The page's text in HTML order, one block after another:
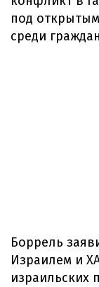
под
среди
Боррель
Израилем и
израильских